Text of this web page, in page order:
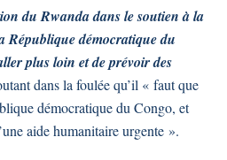
du Rwanda dans le soutien à la
République démocratique du
plus loin et de prévoir des
dans la foulée qu’il « faut que
démocratique du Congo, et
aide humanitaire urgente ».